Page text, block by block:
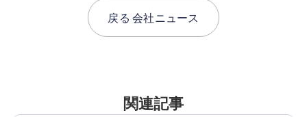
戻る会社ニュース
関連記事